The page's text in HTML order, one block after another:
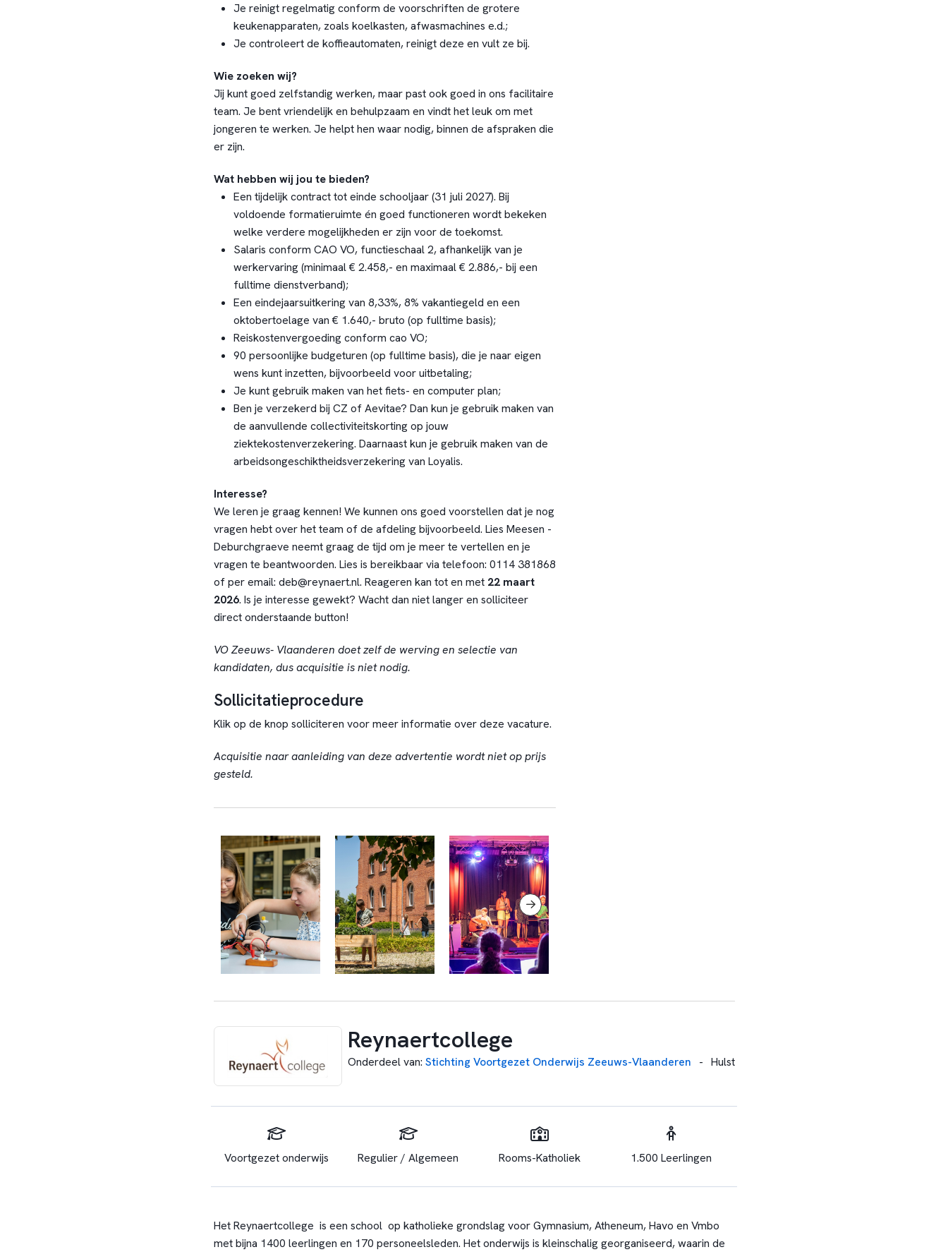
Je reinigt regelmatig conform de voorschriften de grotere
keukenapparaten, zoals koelkasten, afwasmachines e.d.;
Je controleert de koffieautomaten, reinigt deze en vult ze bij.
Wie zoeken wij?
Jij kunt goed zelfstandig werken, maar past ook goed in ons facilitaire
team. Je bent vriendelijk en behulpzaam en vindt het leuk om met
jongeren te werken. Je helpt hen waar nodig, binnen de afspraken die
er zijn.
Wat hebben wij jou te bieden?
Een tijdelijk contract tot einde schooljaar (31 juli 2027). Bij
voldoende formatieruimte én goed functioneren wordt bekeken
welke verdere mogelijkheden er zijn voor de toekomst.
Salaris conform CAO VO, functieschaal 2, afhankelijk van je
werkervaring (minimaal € 2.458,- en maximaal € 2.886,- bij een
fulltime dienstverband);
Een eindejaarsuitkering van 8,33%, 8% vakantiegeld en een
oktobertoelage van € 1.640,- bruto (op fulltime basis);
Reiskostenvergoeding conform cao VO;
90 persoonlijke budgeturen (op fulltime basis), die je naar eigen
wens kunt inzetten, bijvoorbeeld voor uitbetaling;
Je kunt gebruik maken van het fiets- en computer plan;
Ben je verzekerd bij CZ of Aevitae? Dan kun je gebruik maken van
de aanvullende collectiviteitskorting op jouw
ziektekostenverzekering. Daarnaast kun je gebruik maken van de
arbeidsongeschiktheidsverzekering van Loyalis.
Interesse?
We leren je graag kennen! We kunnen ons goed voorstellen dat je nog
vragen hebt over het team of de afdeling bijvoorbeeld. Lies Meesen -
Deburchgraeve neemt graag de tijd om je meer te vertellen en je
vragen te beantwoorden. Lies is bereikbaar via telefoon: 0114 381868
of per email: deb@reynaert.nl. Reageren kan tot en met 22 maart
2026. Is je interesse gewekt? Wacht dan niet langer en solliciteer
direct onderstaande button!
VO Zeeuws- Vlaanderen doet zelf de werving en selectie van
kandidaten, dus acquisitie is niet nodig.
Sollicitatieprocedure
Klik op de knop solliciteren voor meer informatie over deze vacature.
Acquisitie naar aanleiding van deze advertentie wordt niet op prijs
gesteld.
Reynaertcollege
Onderdeel van: Stichting Voortgezet Onderwijs Zeeuws-Vlaanderen - Hulst
Voortgezet onderwijs Regulier / Algemeen Rooms-Katholiek 1.500 Leerlingen
Het Reynaertcollege is een school op katholieke grondslag voor Gymnasium, Atheneum, Havo en Vmbo
met bijna 1400 leerlingen en 170 personeelsleden. Het onderwijs is kleinschalig georganiseerd, waarin de